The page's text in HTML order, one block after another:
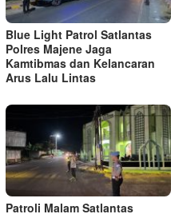
Blue Light Patrol Satlantas
Polres Majene Jaga
Kamtibmas dan Kelancaran
Arus Lalu Lintas
Patroli Malam Satlantas